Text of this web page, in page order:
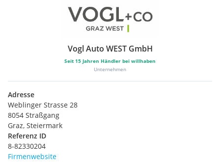
Vogl Auto WEST GmbH
Seit 15 Jahren Händler bei willhaben
Unternehmen
Adresse
Weblinger Strasse 28
8054 Straßgang
Graz, Steiermark
Referenz ID
8-82330204
Firmenwebsite